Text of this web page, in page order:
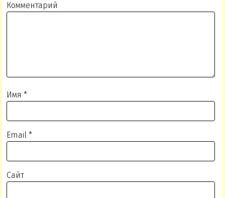
Комментарий
Имя*
Email*
Сайт